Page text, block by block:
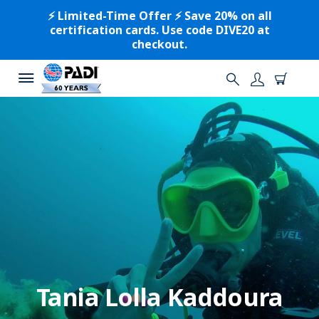
⚡️ Limited-Time Offer ⚡️ Save 20% on all
certification cards. Use code DIVE20 at
checkout.
Tania Lolla Kaddoura